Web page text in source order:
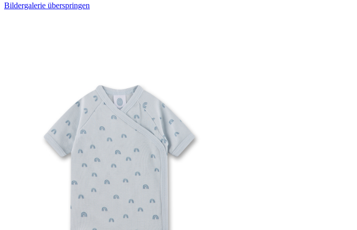
Bildergalerie überspringen